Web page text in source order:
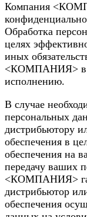
Компания
Обработка
целях
иных
<КОМПАНИЯ> в
исполнению.
В случае
персональных
дистрибьютору
обеспечения в
обеспечения на
передачу ваших
<КОМПАНИЯ>
дистрибьютор
обеспечения